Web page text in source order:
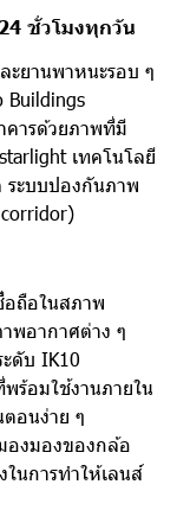
ชั่วโมงทุกวัน
ยานพาหนะรอบ ๆ
Buildings
ารด้วยภาพที่มี
เทคโนโลยี
ระบบปองกันภาพ
อถือในสภาพ
พอากาศต่าง ๆ
ดับ IK10
ร้อมใช้งานภายใน
อนง่าย ๆ
องมองของกล้อ
ในการทําให้เลนส์